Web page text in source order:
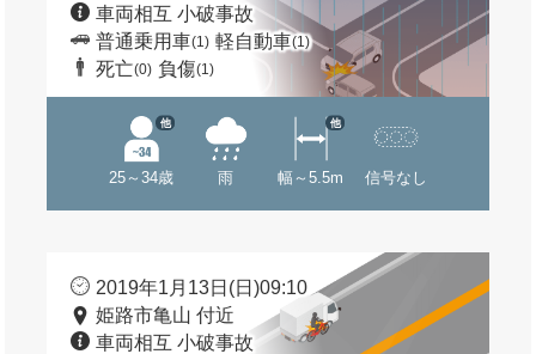
車両相互 小破事故
普通乗用車(1) 軽自動車(1)
死亡(0) 負傷(1)
25～34歳
他
雨 幅～5.5m
他
信号なし
2019年1月13日(日)09:10
姫路市亀山 付近
車両相互 小破事故